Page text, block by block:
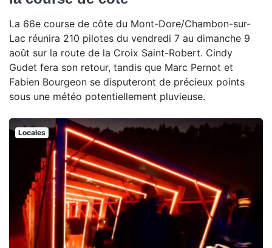
La 66e course de côte du Mont-Dore/Chambon-sur-
Lac réunira 210 pilotes du vendredi 7 au dimanche 9
août sur la route de la Croix Saint-Robert. Cindy
Gudet fera son retour, tandis que Marc Pernot et
Fabien Bourgeon se disputeront de précieux points
sous une météo potentiellement pluvieuse.
Locales